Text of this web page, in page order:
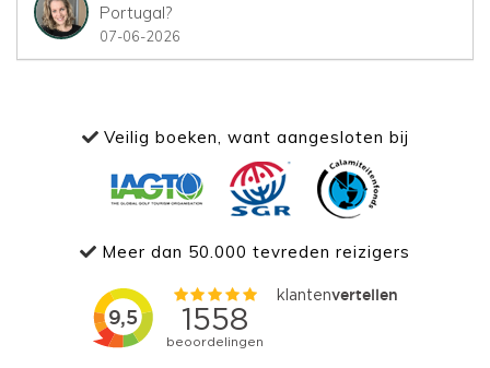
Portugal?
07-06-2026
Veilig boeken, want aangesloten bij
Meer dan 50.000 tevreden reizigers